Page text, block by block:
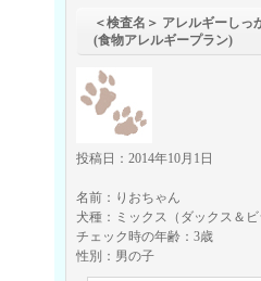
＜検査名＞ アレルギーし
(食物アレルギープラン)
投稿日：2014年10月1日
名前：りおちゃん
犬種：ミックス（ダックス＆
チェック時の年齢：3歳
性別：男の子